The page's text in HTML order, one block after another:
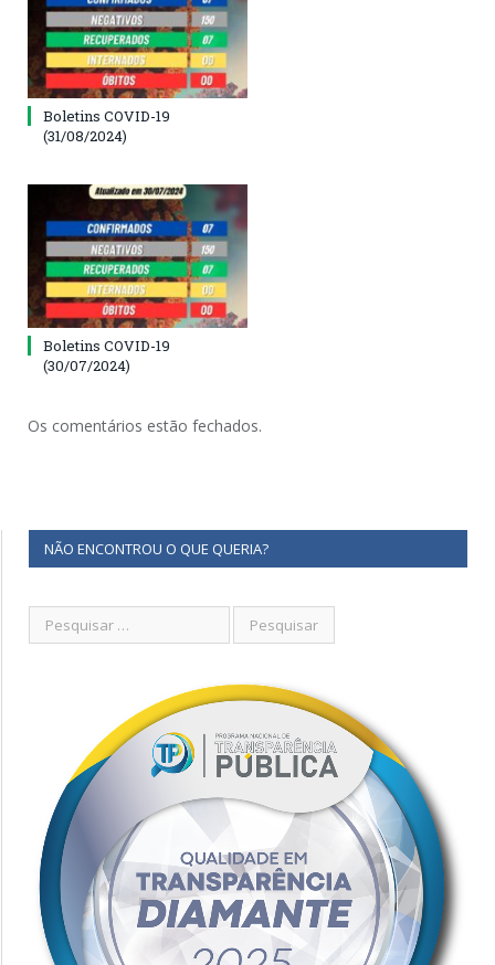
Boletins COVID-19
(31/08/2024)
Boletins COVID-19
(30/07/2024)
Os comentários estão fechados.
NÃO ENCONTROU O QUE QUERIA?